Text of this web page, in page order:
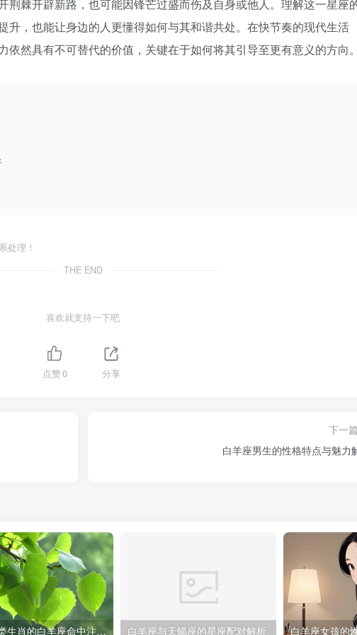
荆棘开辟新路，也可能因锋芒过盛而伤及自身或他人。理解这一星座
升，也能让身边的人更懂得如何与其和谐共处。在快节奏的现代生活
依然具有不可替代的价值，关键在于如何将其引导至更有意义的方向
处理！
THE END
喜欢就支持一下吧
点赞0 分享
下一
白羊座男生的性格特点与魅力
揭秘 哪类生肖的白羊座命中注定福气满满 白羊座与天蝎座的星座配对解析 白羊座女孩的